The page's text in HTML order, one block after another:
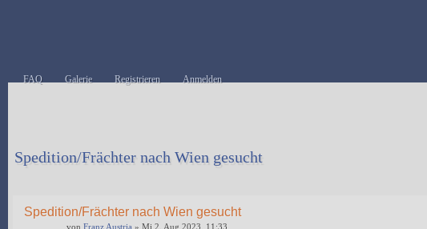
FAQ Galerie Registrieren Anmelden
Spedition/Frächter nach Wien gesucht
Spedition/Frächter nach Wien gesucht
von Franz Austria » Mi 2. Aug 2023, 11:33